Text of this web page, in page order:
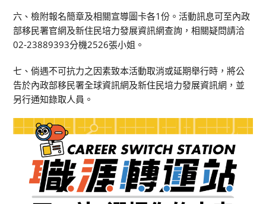
六、檢附報名簡章及相關宣導圖卡各1份。活動訊息可至內政
部移民署官網及新住民培力發展資訊網查詢，相關疑問請洽
02-23889393分機2526張小姐。
七、倘遇不可抗力之因素致本活動取消或延期舉行時，將公
告於內政部移民署全球資訊網及新住民培力發展資訊網，並
另行通知錄取人員。